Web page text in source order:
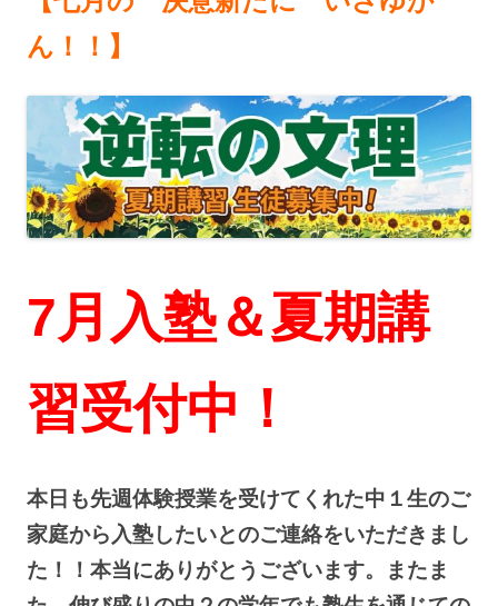
ん！！】
7月入塾＆夏期講
習受付中！
本日も先週体験授業を受けてくれた中１生のご
家庭から入塾したいとのご連絡をいただきまし
た！！本当にありがとうございます。またま